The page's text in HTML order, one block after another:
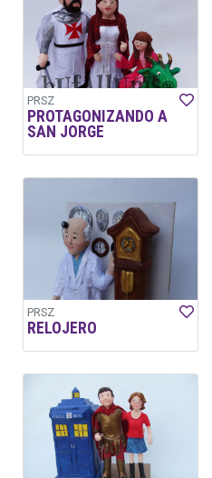
PRSZ
PROTAGONIZANDO A
SAN JORGE
PRSZ
RELOJERO